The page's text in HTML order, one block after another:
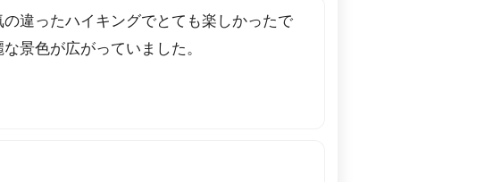
違ったハイキングでとても楽しかったで
景色が広がっていました。